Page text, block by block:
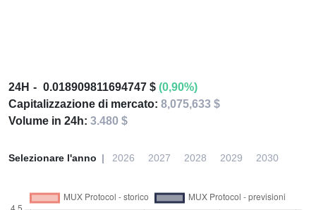
24H 0.018909811694747 $ (0,90%)
Capitalizzazione di mercato: 8,075,633 $
Volume in 24h: 3.480 $
Selezionare l'anno 2026 2027 2028 2029 2030